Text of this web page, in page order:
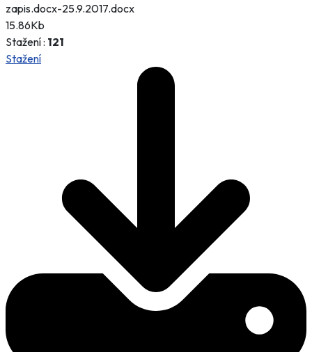
zapis.docx-25.9.2017.docx
15.86Kb
Stažení : 121
Stažení